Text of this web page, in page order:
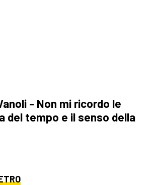
- Non mi ricordo le
del tempo e il senso della